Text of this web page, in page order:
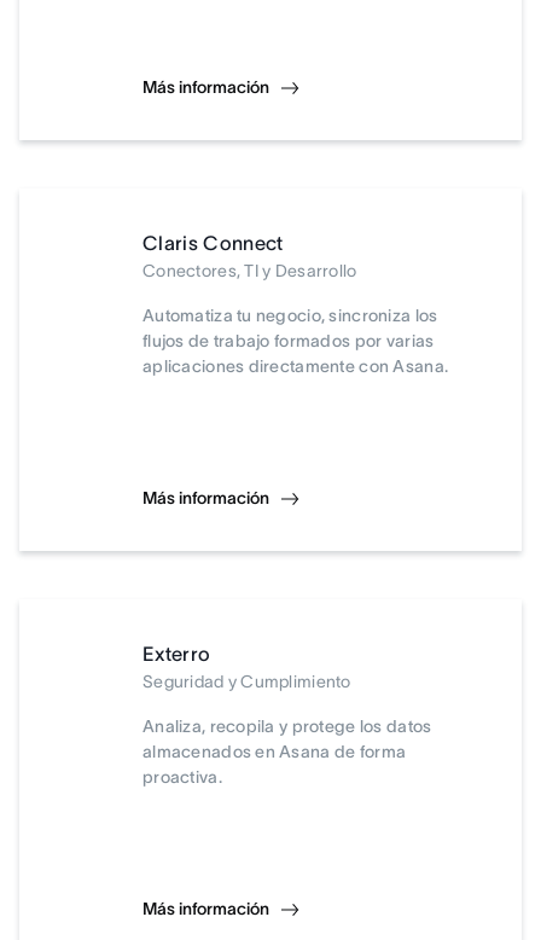
Más información
Claris Connect
Conectores, TI y Desarrollo
Automatiza tu negocio, sincroniza los
flujos de trabajo formados por varias
aplicaciones directamente con Asana.
Más información
Exterro
Seguridad y Cumplimiento
Analiza, recopila y protege los datos
almacenados en Asana de forma
proactiva.
Más información